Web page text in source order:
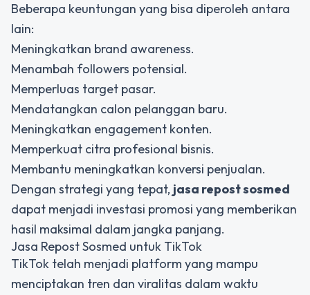
Beberapa keuntungan yang bisa diperoleh antara
lain:
Meningkatkan brand awareness.
Menambah followers potensial.
Memperluas target pasar.
Mendatangkan calon pelanggan baru.
Meningkatkan engagement konten.
Memperkuat citra profesional bisnis.
Membantu meningkatkan konversi penjualan.
Dengan strategi yang tepat, jasa repost sosmed
dapat menjadi investasi promosi yang memberikan
hasil maksimal dalam jangka panjang.
Jasa Repost Sosmed untuk TikTok
TikTok telah menjadi platform yang mampu
menciptakan tren dan viralitas dalam waktu